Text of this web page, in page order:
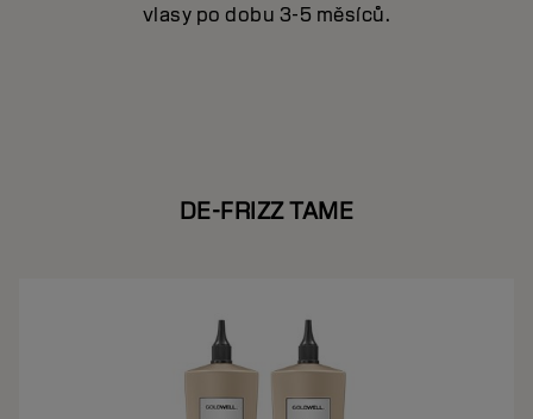
vlasy po dobu 3-5 měsíců.
DE-FRIZZ TAME